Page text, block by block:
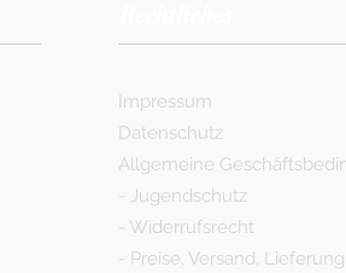
Impressum
Datenschutz
Allgemeine
Jugendschutz
Widerrufsrecht
Preise, Versand, Lieferung